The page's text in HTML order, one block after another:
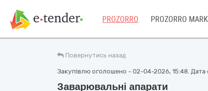
PROZORRO PROZORRO
Повернутись назад
Закупівлю оголошено - 02-04-2026, 15:48. Дата
Заварювальні апарати